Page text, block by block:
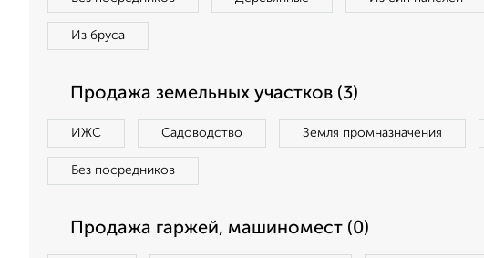
Из бруса
Продажа земельных участков (3)
ИЖС Садоводство Земля промназначения
Без посредников
Продажа гаржей, машиномест (0)